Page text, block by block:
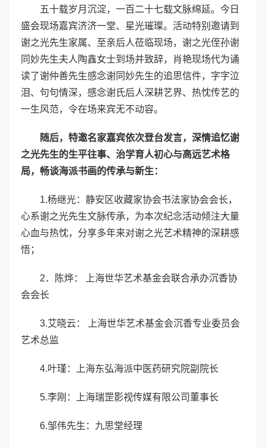
五十载岁月沉淀，一百二十七载文脉绵延。今日
盛会现场嘉宾济济一堂、星光璀璨。活动特别邀请到
谢之光先生家属、至亲后人莅临现场，谢之光侄孙谢
同妙先生夫人陶鑫女士到场并致辞，肖艳现场代为诵
读了谢仲善先生感念谢同妙先生的追思信件，字字泣
泪、句句情深，感念谢氏后人深耕艺界、热忱传艺的
一生风范，令在场来宾无不动容。
随后，特邀名家嘉宾依次登台发言，深情追忆谢
之光先生的生平往事、治学育人初心与高远艺术格
局，畅谈海派书画的传承与新生：
1.杨继光：静安区收藏家协会书法家协会会长，
心系谢之光先生文脉传承，为本次纪念活动倾注大量
心血与热忱，分享多年来对谢之光艺术精神的深耕感
悟；
2．陈烨： 上海世华艺术基金会联合承办沉香协
会会长
3.艾晓云： 上海世华艺术基金会沉香专业委员会
艺术总监
4.叶瑾：上海东弘海派中医药研究院副院长
5.李刚：上海瑞罡影视传媒有限公司董事长
6.邹伟先生：九思堂经理